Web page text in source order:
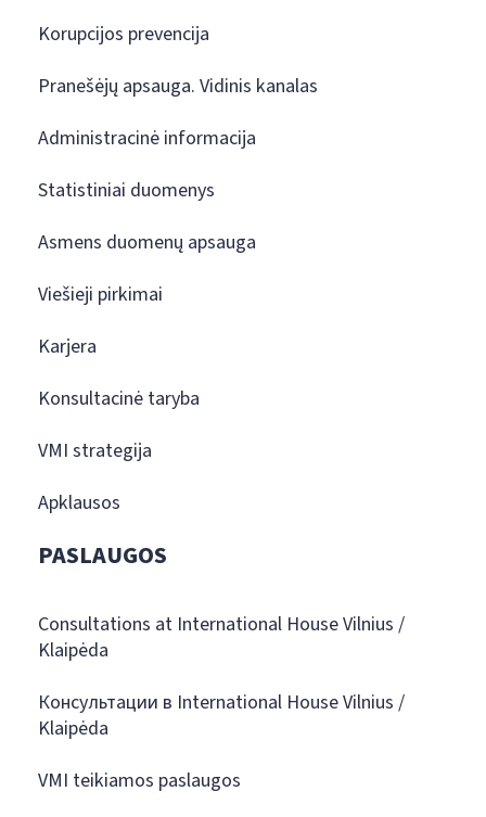
Korupcijos prevencija
Pranešėjų apsauga. Vidinis kanalas
Administracinė informacija
Statistiniai duomenys
Asmens duomenų apsauga
Viešieji pirkimai
Karjera
Konsultacinė taryba
VMI strategija
Apklausos
PASLAUGOS
Consultations at International House Vilnius /
Klaipėda
Консультации в International House Vilnius /
Klaipėda
VMI teikiamos paslaugos